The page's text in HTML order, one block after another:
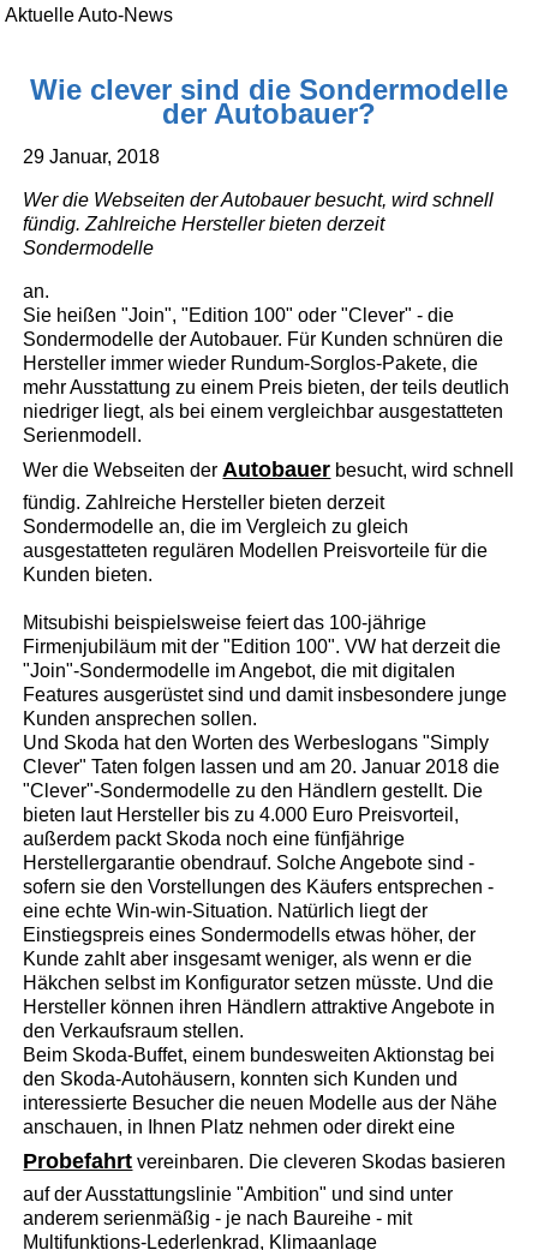
Aktuelle Auto-News
Wie clever sind die Sondermodelle
der Autobauer?
29 Januar, 2018
Wer die Webseiten der Autobauer besucht, wird schnell
fündig. Zahlreiche Hersteller bieten derzeit
Sondermodelle
an.
Sie heißen "Join", "Edition 100" oder "Clever" - die
Sondermodelle der Autobauer. Für Kunden schnüren die
Hersteller immer wieder Rundum-Sorglos-Pakete, die
mehr Ausstattung zu einem Preis bieten, der teils deutlich
niedriger liegt, als bei einem vergleichbar ausgestatteten
Serienmodell.
Wer die Webseiten der Autobauer besucht, wird schnell
fündig. Zahlreiche Hersteller bieten derzeit
Sondermodelle an, die im Vergleich zu gleich
ausgestatteten regulären Modellen Preisvorteile für die
Kunden bieten.
Mitsubishi beispielsweise feiert das 100-jährige
Firmenjubiläum mit der "Edition 100". VW hat derzeit die
"Join"-Sondermodelle im Angebot, die mit digitalen
Features ausgerüstet sind und damit insbesondere junge
Kunden ansprechen sollen.
Und Skoda hat den Worten des Werbeslogans "Simply
Clever" Taten folgen lassen und am 20. Januar 2018 die
"Clever"-Sondermodelle zu den Händlern gestellt. Die
bieten laut Hersteller bis zu 4.000 Euro Preisvorteil,
außerdem packt Skoda noch eine fünfjährige
Herstellergarantie obendrauf. Solche Angebote sind -
sofern sie den Vorstellungen des Käufers entsprechen -
eine echte Win-win-Situation. Natürlich liegt der
Einstiegspreis eines Sondermodells etwas höher, der
Kunde zahlt aber insgesamt weniger, als wenn er die
Häkchen selbst im Konfigurator setzen müsste. Und die
Hersteller können ihren Händlern attraktive Angebote in
den Verkaufsraum stellen.
Beim Skoda-Buffet, einem bundesweiten Aktionstag bei
den Skoda-Autohäusern, konnten sich Kunden und
interessierte Besucher die neuen Modelle aus der Nähe
anschauen, in Ihnen Platz nehmen oder direkt eine
Probefahrt vereinbaren. Die cleveren Skodas basieren
auf der Ausstattungslinie "Ambition" und sind unter
anderem serienmäßig - je nach Baureihe - mit
Multifunktions-Lederlenkrad, Klimaanlage